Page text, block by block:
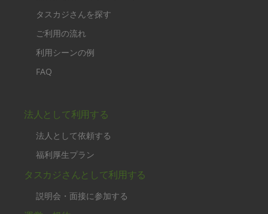
タスカジさんを探す
ご利用の流れ
利用シーンの例
FAQ
法人として利用する
法人として依頼する
福利厚生プラン
タスカジさんとして利用する
説明会・面接に参加する